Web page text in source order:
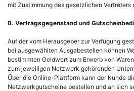
mit Zustimmung des gesetzlichen Vertreters
B. Vertragsgegenstand und
Auf der vom Herausgeber zur Verfügung
bei ausgewählten Ausgabestellen können
bestimmten Geldwert zum Erwerb von
zum jeweiligen Netzwerk gehörenden
Über die Online-Plattform kann der Kunde
Netzwerkgutscheine bestellen und an sich